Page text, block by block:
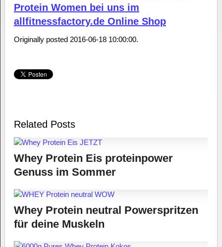
Protein Women bei uns im
allfitnessfactory.de Online Shop
Originally posted 2016-06-18 10:00:00.
Related Posts
Whey Protein Eis proteinpower
Genuss im Sommer
Whey Protein neutral Powerspritzen
für deine Muskeln